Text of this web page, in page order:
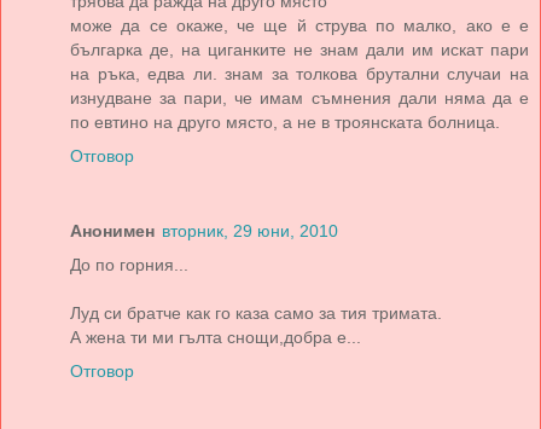
може да се окаже, че ще й струва по малко, ако е е
българка де, на циганките не знам дали им искат пари
на ръка, едва ли. знам за толкова брутални случаи на
изнудване за пари, че имам съмнения дали няма да е
по евтино на друго място, а не в троянската болница.
Отговор
Анонимен вторник, 29 юни, 2010
До по горния...
Луд си братче как го каза само за тия тримата.
А жена ти ми гълта снощи,добра е...
Отговор